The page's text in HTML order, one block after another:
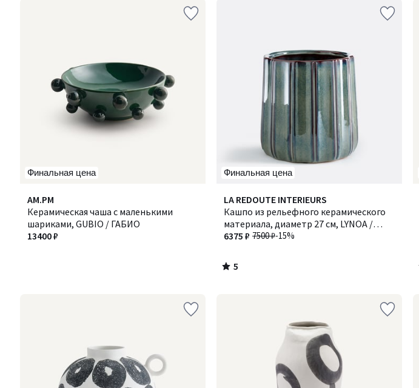
Финальная цена
AM.PM
Керамическая чаша с маленькими
шариками, GUBIO / ГАБИО
13400 ₽
Финальная цена
LA REDOUTE INTERIEURS
Кашпо из рельефного керамического
материала, диаметр 27 см, LYNOA /
ЛИНОА7500 ₽-15%
6375 ₽
5
/
5
5
/